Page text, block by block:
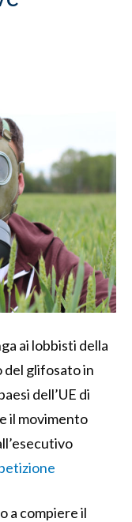
ai lobbisti della
glifosato in
dell’UE di
il movimento
a compiere il